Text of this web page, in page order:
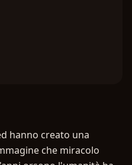
hanno creato una
che miracolo